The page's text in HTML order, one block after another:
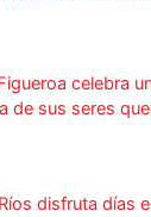
celebra
de sus seres
disfruta días